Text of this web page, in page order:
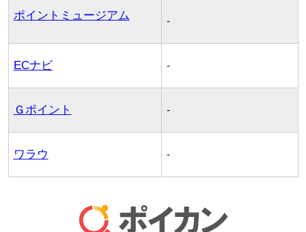
ポイントミュージアム -
ECナビ -
Ｇポイント -
ワラウ -